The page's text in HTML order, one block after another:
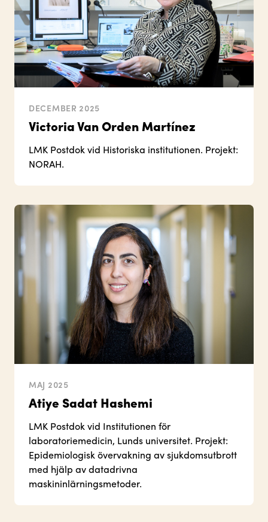
DECEMBER 2025
Victoria Van Orden Martínez
LMK Postdok vid Historiska institutionen. Projekt:
NORAH.
MAJ 2025
Atiye Sadat Hashemi
LMK Postdok vid Institutionen för
laboratoriemedicin, Lunds universitet. Projekt:
Epidemiologisk övervakning av sjukdomsutbrott
med hjälp av datadrivna
maskininlärningsmetoder.